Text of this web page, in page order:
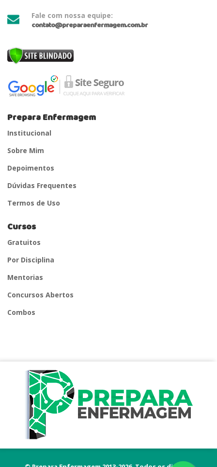
Fale com nossa equipe:
contato@preparaenfermagem.com.br
Prepara Enfermagem
Institucional
Sobre Mim
Depoimentos
Dúvidas Frequentes
Termos de Uso
Cursos
Gratuitos
Por Disciplina
Mentorias
Concursos Abertos
Combos